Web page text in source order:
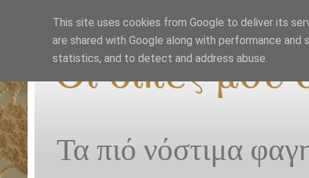
Οι δικές μου
Τα πιό νόστιμα
This site uses cookies from Google to deliver its
are shared with Google along with performance
statistics, and to detect and address abuse.